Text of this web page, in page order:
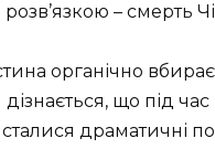
розв’язкою – смерть
органічно вбирає
дізнається, що під
драматичні